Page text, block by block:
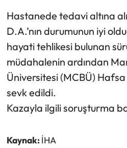
Hastanede tedavi altına
D.A.’nın durumunun iyi
hayati tehlikesi bulunan
müdahalenin ardından
Üniversitesi (MCBÜ)
sevk edildi.
Kazayla ilgili soruşturma
Kaynak: İHA